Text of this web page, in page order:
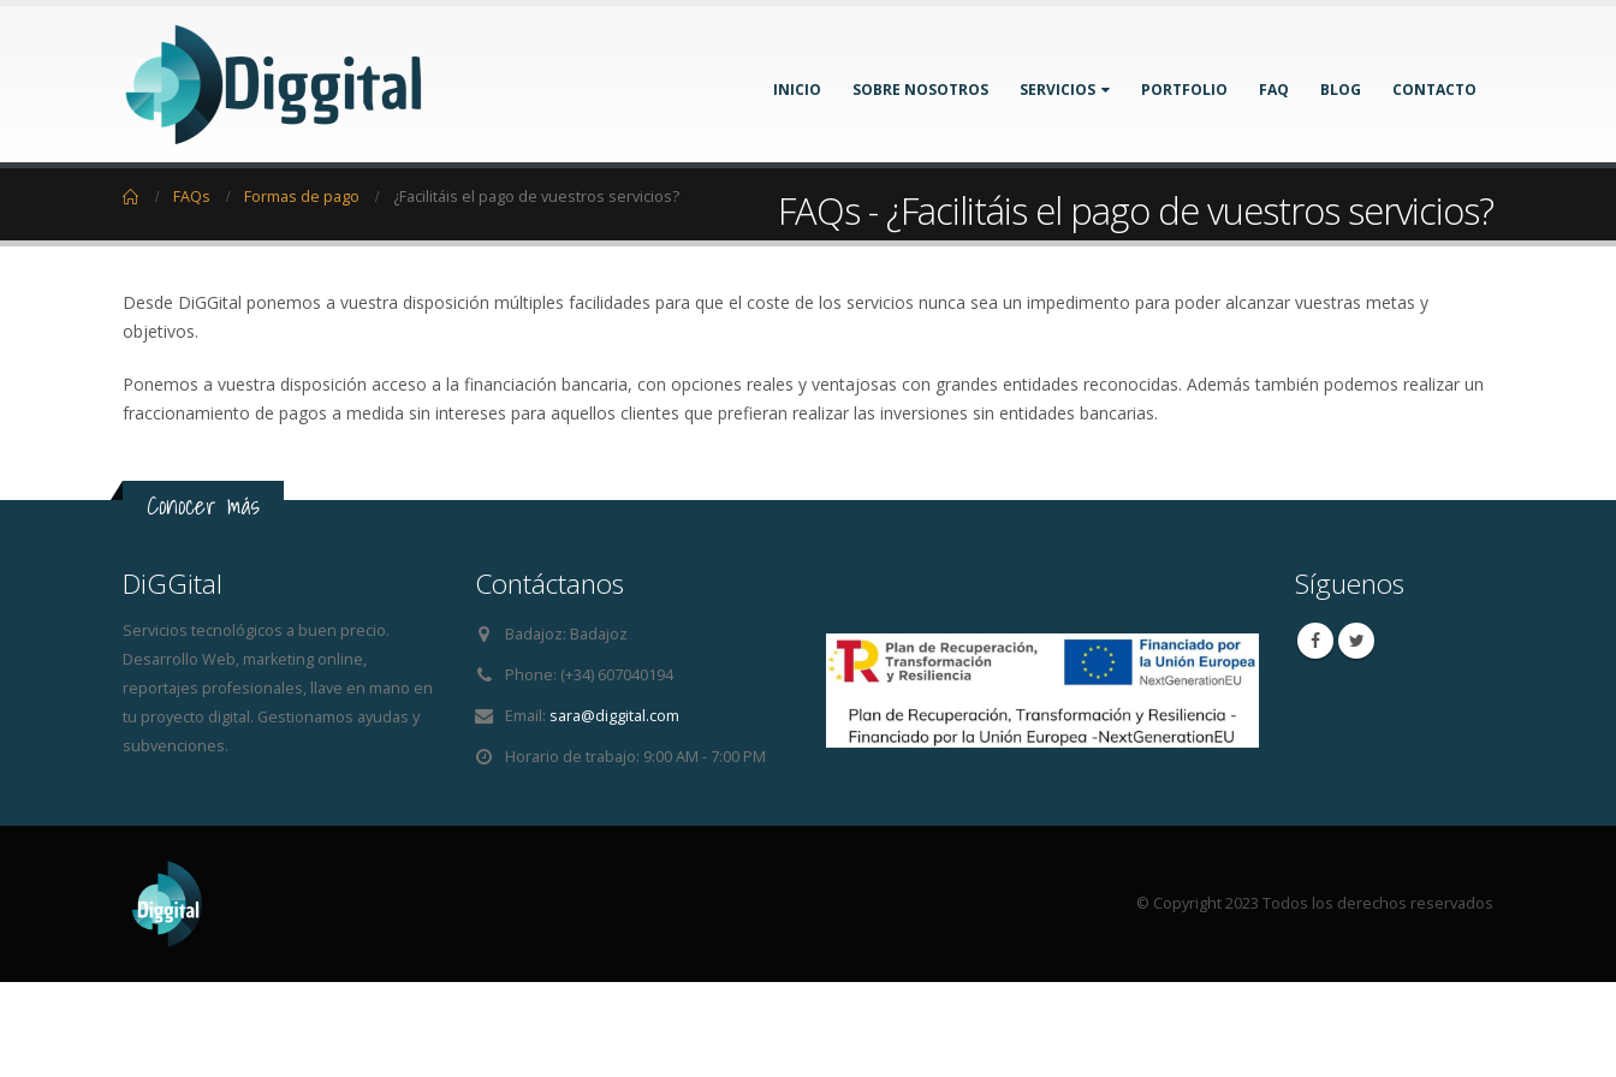
INICIO SOBRE NOSOTROS SERVICIOS PORTFOLIO FAQ BLOG CONTACTO
FAQs - ¿Facilitáis el pago de vuestros servicios?
Home
FAQs Formas de pago ¿Facilitáis el pago de vuestros servicios?
Desde DiGGital ponemos a vuestra disposición múltiples facilidades para que el coste de los servicios nunca sea un impedimento para poder alcanzar vuestras metas y
objetivos.
Ponemos a vuestra disposición acceso a la financiación bancaria, con opciones reales y ventajosas con grandes entidades reconocidas. Además también podemos realizar un
fraccionamiento de pagos a medida sin intereses para aquellos clientes que prefieran realizar las inversiones sin entidades bancarias.
Conocer más
DiGGital
Servicios tecnológicos a buen precio.
Desarrollo Web, marketing online,
reportajes profesionales, llave en mano en
tu proyecto digital. Gestionamos ayudas y
subvenciones.
Contáctanos
Badajoz: Badajoz
Phone: (+34) 607040194
Email: sara@diggital.com
Horario de trabajo: 9:00 AM - 7:00 PM
Síguenos
© Copyright 2023 Todos los derechos reservados